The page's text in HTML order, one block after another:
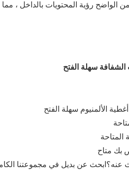
الواضح رؤية المحتويات بالداخل ،
سهلة الفتح
الألمنيوم سهلة الفتح
المتاحة
بك متاح
عنه؟ابحث عن بديل في مجموعتنا